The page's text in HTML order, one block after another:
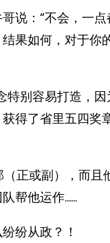
说：“不会，一
果如何，对于
特别容易打造，
得了省里五四
正或副），而
帮他运作……
纷从政？！